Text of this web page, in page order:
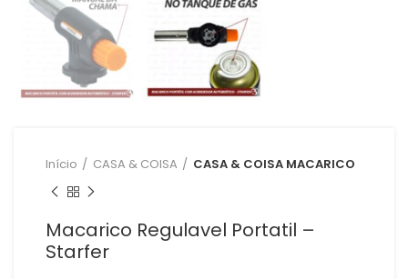
Início CASA & COISA CASA & COISA MACARICO
Macarico Regulavel Portatil –
Starfer